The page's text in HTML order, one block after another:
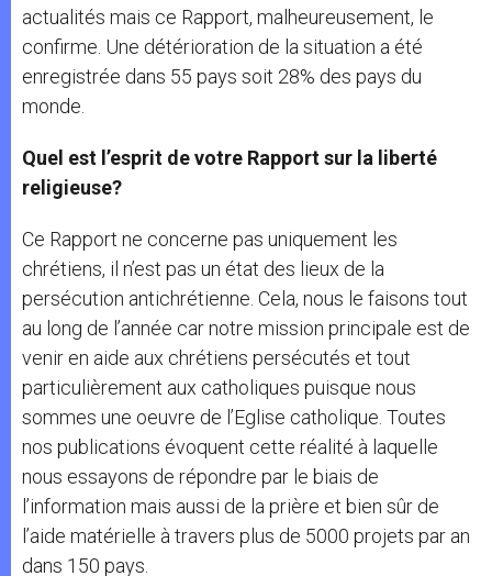
actualités mais ce Rapport, malheureusement, le
confirme. Une détérioration de la situation a été
enregistrée dans 55 pays soit 28% des pays du
monde.
Quel est l’esprit de votre Rapport sur la liberté
religieuse?
Ce Rapport ne concerne pas uniquement les
chrétiens, il n’est pas un état des lieux de la
persécution antichrétienne. Cela, nous le faisons tout
au long de l’année car notre mission principale est de
venir en aide aux chrétiens persécutés et tout
particulièrement aux catholiques puisque nous
sommes une oeuvre de l’Eglise catholique. Toutes
nos publications évoquent cette réalité à laquelle
nous essayons de répondre par le biais de
l’information mais aussi de la prière et bien sûr de
l’aide matérielle à travers plus de 5000 projets par an
dans 150 pays.